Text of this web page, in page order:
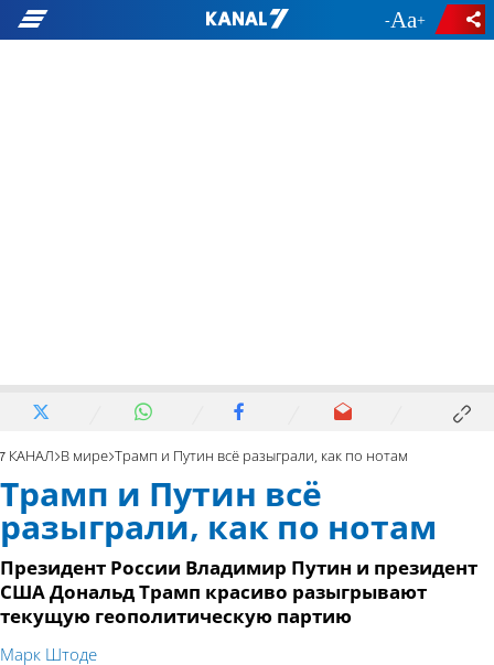
- +
7 КАНАЛ В мире Трамп и Путин всё разыграли, как по нотам
Трамп и Путин всё
разыграли, как по нотам
Президент России Владимир Путин и президент
США Дональд Трамп красиво разыгрывают
текущую геополитическую партию
Марк Штоде